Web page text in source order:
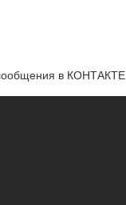
сообщения в КОНТАКТЕ